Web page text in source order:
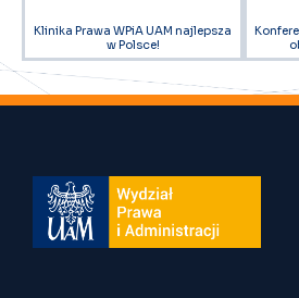
Klinika Prawa WPiA UAM najlepsza
w Polsce!